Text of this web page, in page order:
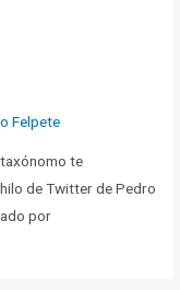
Felpete
te
de Twitter de Pedro
por